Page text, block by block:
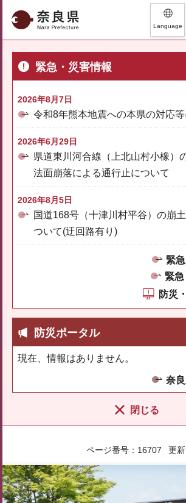
奈良県 Language
緊急・災害情報
2026年8月7日
令和8年熊本地震への本県の対応
2026年6月29日
県道東川河合線（上北山村小橡）
法面崩落による通行止について
2026年8月5日
国道168号（十津川村平谷）の崩
ついて(迂回路有り)
緊
緊
防災
防災ポータル
現在、情報はありません。
奈
閉じる
ページ番号：16707 更